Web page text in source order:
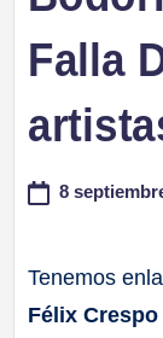
Falla
8
Tenemos
Félix Crespo